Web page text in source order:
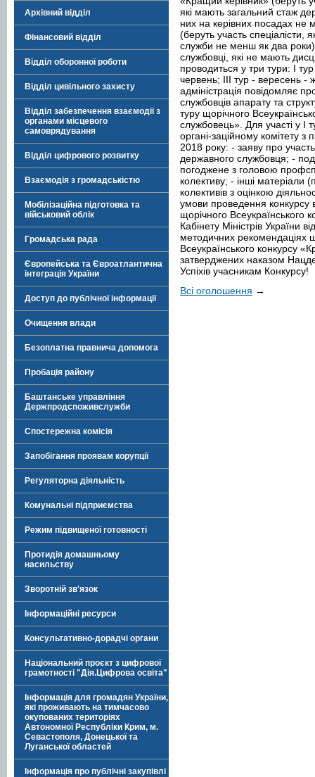
Архівний відділ
Фінансовий відділ
Відділ оборонної роботи
Відділ цивільного захисту
Відділ забезпечення взаємодії з
органами місцевого
самоврядування
Відділ цифрового розвитку
Взаємодія з громадськістю
Мобілізаційна підготовка та
військовий облік
Громадська рада
Європейська та Євроатлантична
інтеграція України
Доступ до публічної інформації
Очищення влади
Безоплатна правнича допомога
Пробація району
Баштанське управління
Держпродспоживслужби
Спостережна комісія
Запобігання проявам корупції
Регуляторна діяльність
Комунальні підприємства
Режим підвищеної готовності
Протидія домашньому
насильству
Зворотній зв'язок
Інформаційні ресурси
Консультативно-дорадчі органи
Національний проєкт з цифрової
грамотності "Дія.Цифрова освіта"
Інформація для громадян України,
які проживають на тимчасово
окупованих територіях
Автономної Республіки Крим, м.
Севастополя, Донецької та
Луганської областей
Інформація про публічні закупівлі
які мають загальний стаж
них на керівних посадах не
(беруть участь спеціалісти,
служби не менш як два
службовці, які не мають
проводиться у три тури: І
червень; ІІІ тур - вересень
адміністрація повідомляє
службовців апарату та
туру щорічного
службовець». Для участі у І
органі-заційному комітету
2018 року: - заяву про
державного службовця; -
погоджене з головою
колективу; - інші матеріали
колективів з оцінкою
умови проведення конкурсу
щорічного Всеукраїнського
Кабінету Міністрів України
методичних рекомендаціях
Всеукраїнського конкурсу
затверджених наказом
Успіхів учасникам Конкурсу!
Всі оголошення →